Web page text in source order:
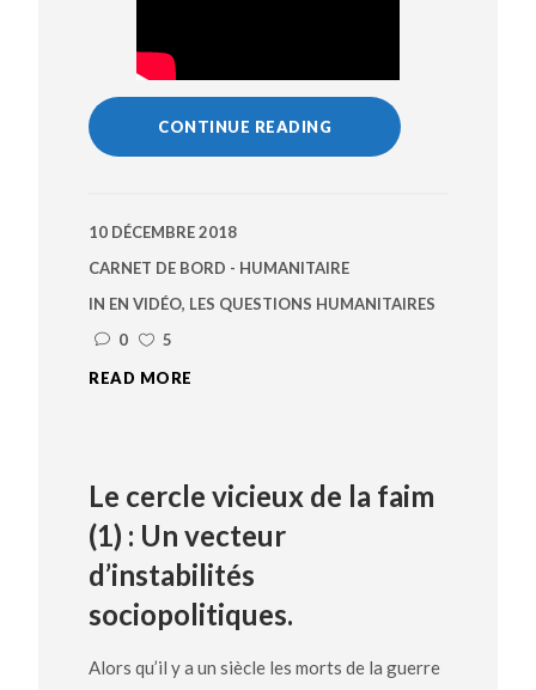
CONTINUE READING
10 DÉCEMBRE 2018
CARNET DE BORD - HUMANITAIRE
IN EN VIDÉO, LES QUESTIONS HUMANITAIRES
0
5
READ MORE
Le cercle vicieux de la faim
(1) : Un vecteur
d’instabilités
sociopolitiques.
Alors qu’il y a un siècle les morts de la guerre